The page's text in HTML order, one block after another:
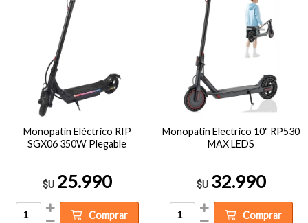
Monopatín Eléctrico RIP
SGX06 350W Plegable
$U 25.990
Comprar
Monopatin Electrico 10" RP530
MAX LEDS
$U 32.990
Comprar